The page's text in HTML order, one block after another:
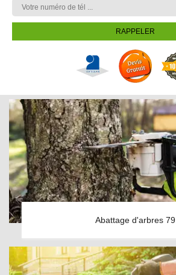
Abattage d'arbres 79